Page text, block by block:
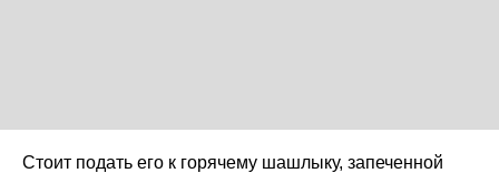
Стоит подать его к горячему шашлыку, запеченной